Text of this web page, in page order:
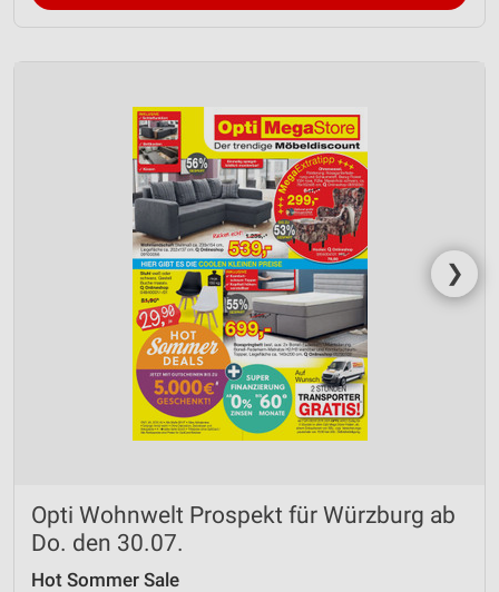
❯
Opti Wohnwelt Prospekt für Würzburg ab
Do. den 30.07.
Hot Sommer Sale